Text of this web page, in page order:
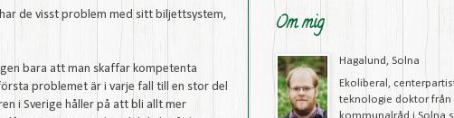
de visst problem med sitt biljettsystem,
bara att man skaffar kompetenta
problemet är i varje fall till en stor del
i Sverige håller på att bli allt mer
Om mig
Hagalund, Solna
Ekoliberal,
teknologie doktor från
kommunalråd i Solna